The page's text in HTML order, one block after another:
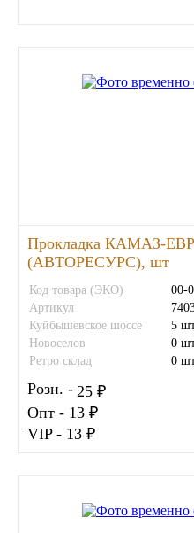
Хомуты
Шланги, рукава
Книги, бланки
Метизы универсальные
Фитинги
Прокладка КАМАЗ-
(АВТОРЕСУРС), шт
Код товара (ЭКО)
00-
Артикул
Куйбышевское шоссе
5
Новоселов
0
Ретро склад
0
Розн. - 25 ₽
Опт - 13 ₽
VIP - 13 ₽